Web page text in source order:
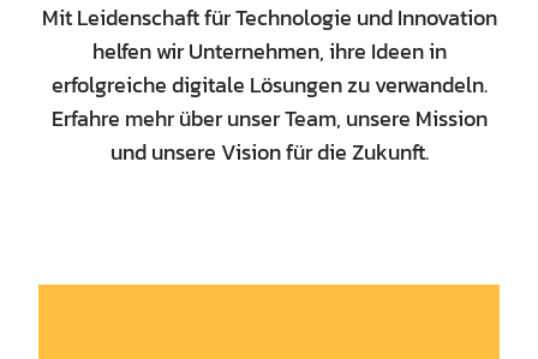
Mit Leidenschaft für Technologie und Innovation
helfen wir Unternehmen, ihre Ideen in
erfolgreiche digitale Lösungen zu verwandeln.
Erfahre mehr über unser Team, unsere Mission
und unsere Vision für die Zukunft.